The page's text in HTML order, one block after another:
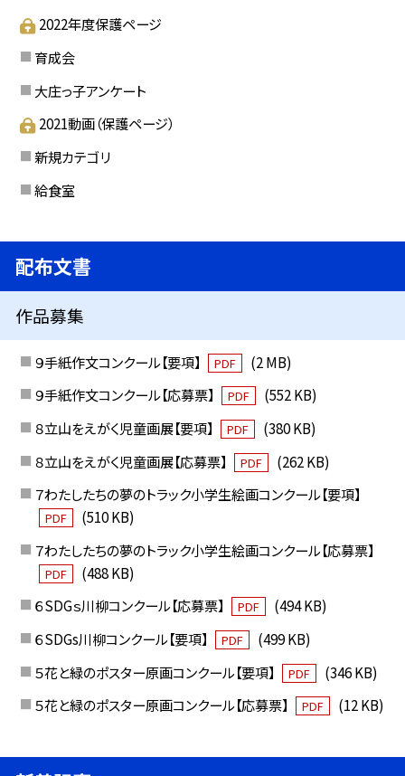
2022年度保護ページ
育成会
大庄っ子アンケート
2021動画（保護ページ）
新規カテゴリ
給食室
配布文書
作品募集
９手紙作文コンクール【要項】 PDF
(2 MB)
９手紙作文コンクール【応募票】
PDF
(552 KB)
８立山をえがく児童画展【要項】
PDF
(380 KB)
８立山をえがく児童画展【応募票】
PDF
(262 KB)
７わたしたちの夢のトラック小学生絵画コンクール【要項】
PDF
(510 KB)
７わたしたちの夢のトラック小学生絵画コンクール【応募票】
PDF
(488 KB)
６SDGｓ川柳コンクール【応募票】
PDF
(494 KB)
６SDGs川柳コンクール【要項】
PDF
(499 KB)
５花と緑のポスター原画コンクール【要項】
PDF
(346 KB)
５花と緑のポスター原画コンクール【応募票】
PDF (12 KB)